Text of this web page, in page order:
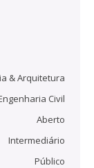
& Arquitetura
Civil
Aberto
Intermediário
Público